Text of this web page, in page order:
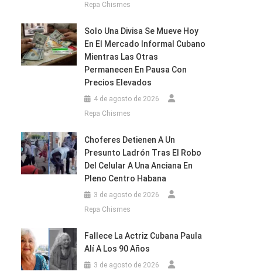
Repa Chismes
Solo Una Divisa Se Mueve Hoy
En El Mercado Informal Cubano
Mientras Las Otras
Permanecen En Pausa Con
Precios Elevados
4 de agosto de 2026
Repa Chismes
Choferes Detienen A Un
Presunto Ladrón Tras El Robo
Del Celular A Una Anciana En
Pleno Centro Habana
3 de agosto de 2026
Repa Chismes
Fallece La Actriz Cubana Paula
Alí A Los 90 Años
3 de agosto de 2026